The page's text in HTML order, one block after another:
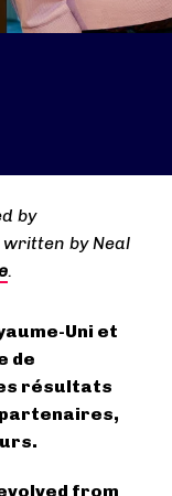
by
by Neal
.
Uni et
de
résultats
from